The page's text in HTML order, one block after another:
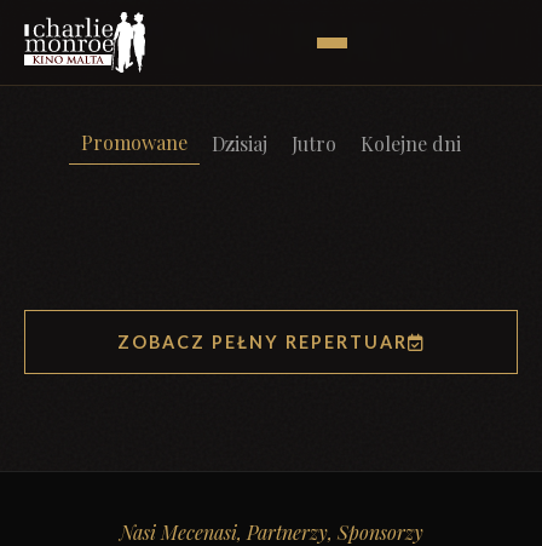
Promowane Dzisiaj Jutro Kolejne dni
ZOBACZ PEŁNY REPERTUAR
Nasi Mecenasi, Partnerzy, Sponsorzy